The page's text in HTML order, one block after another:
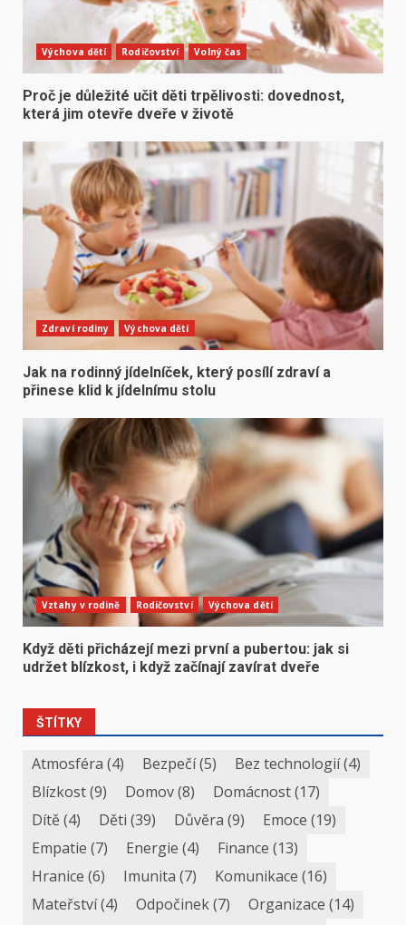
Výchova dětí Rodičovství Volný čas
Proč je důležité učit děti trpělivosti: dovednost,
která jim otevře dveře v životě
Zdraví rodiny Výchova dětí
Jak na rodinný jídelníček, který posílí zdraví a
přinese klid k jídelnímu stolu
Vztahy v rodině Rodičovství Výchova dětí
Když děti přicházejí mezi první a pubertou: jak si
udržet blízkost, i když začínají zavírat dveře
ŠTÍTKY
Atmosféra (4) Bezpečí(5) Bez technologií(4)
Blízkost(9) Domov(8) Domácnost(17)
Dítě(4) Děti (39) Důvěra (9) Emoce (19)
Empatie (7) Energie (4) Finance (13)
Hranice (6) Imunita (7) Komunikace (16)
Mateřství(4) Odpočinek(7) Organizace (14)